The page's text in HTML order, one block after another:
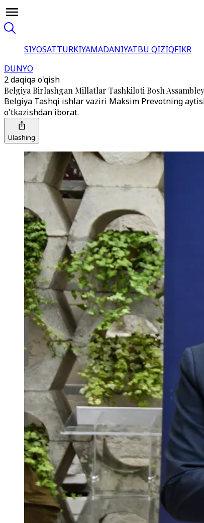
SIYOSATTURKIYAMADANIYATBU QIZIQFIKR
DUNYO
2 daqiqa o'qish
Belgiya Birlashgan Millatlar Tashkiloti Bosh
Belgiya Tashqi ishlar vaziri Maksim Prevotning
o'tkazishdan iborat.
Ulashing